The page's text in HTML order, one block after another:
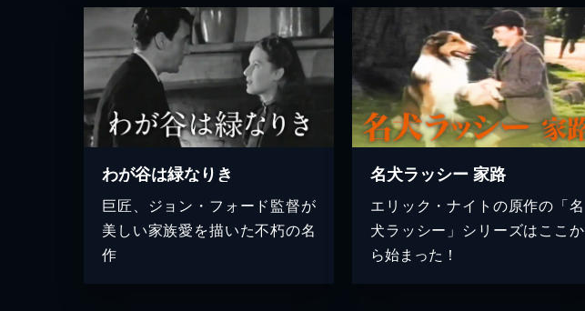
わが谷は緑なりき
巨匠、ジョン・フォード監督が
美しい家族愛を描いた不朽の名
作
名犬ラッシー 家路
エリック・ナイトの原作の「名
犬ラッシー」シリーズはここか
ら始まった！